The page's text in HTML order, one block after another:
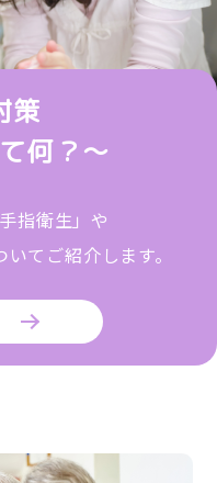
策
何？～
指衛生」や
てご紹介します。